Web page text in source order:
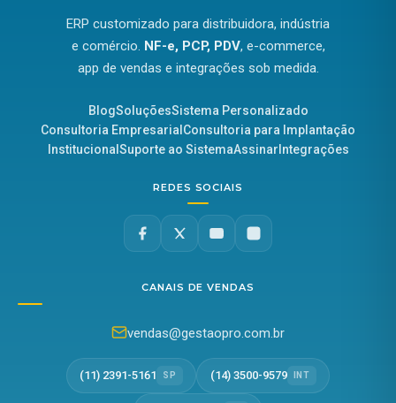
ERP customizado para distribuidora, indústria
e comércio. NF-e, PCP, PDV, e-commerce,
app de vendas e integrações sob medida.
BlogSoluçõesSistema Personalizado
Consultoria Empresarial Consultoria para Implantação
Institucional Suporte ao SistemaAssinar Integrações
REDES SOCIAIS
CANAIS DE VENDAS
vendas@gestaopro.com.br
(11) 2391-5161 SP (14) 3500-9579 INT